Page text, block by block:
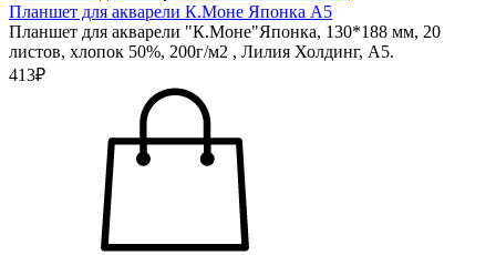
Планшет для акварели К.Моне Японка А5
Планшет для акварели "К.Моне"Японка, 130*188 мм, 20
листов, хлопок 50%, 200г/м2 , Лилия Холдинг, А5.
413₽